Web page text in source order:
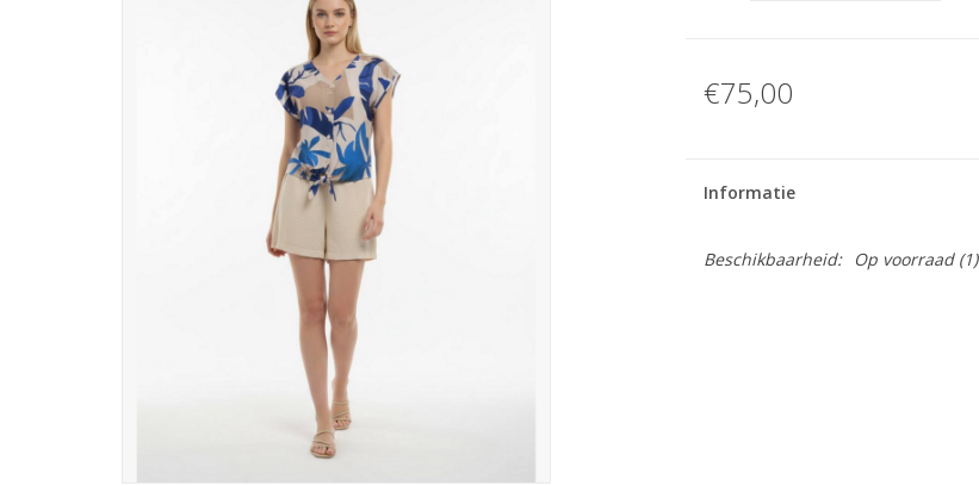
€75,00
Informatie
Beschikbaarheid: Op voorraad(1)